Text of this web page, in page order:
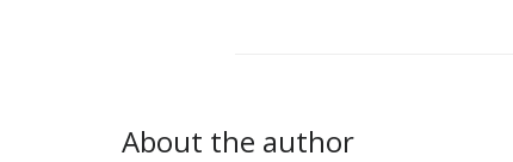
About the author